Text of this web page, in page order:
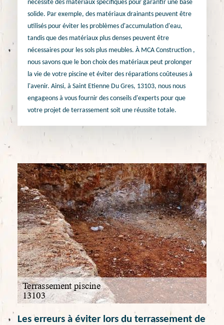
nécessite des matériaux spécifiques pour garantir une base
solide. Par exemple, des matériaux drainants peuvent être
utilisés pour éviter les problèmes d'accumulation d'eau,
tandis que des matériaux plus denses peuvent être
nécessaires pour les sols plus meubles. À MCA Construction ,
nous savons que le bon choix des matériaux peut prolonger
la vie de votre piscine et éviter des réparations coûteuses à
l'avenir. Ainsi, à Saint Etienne Du Gres, 13103, nous nous
engageons à vous fournir des conseils d'experts pour que
votre projet de terrassement soit une réussite totale.
Les erreurs à éviter lors du terrassement de